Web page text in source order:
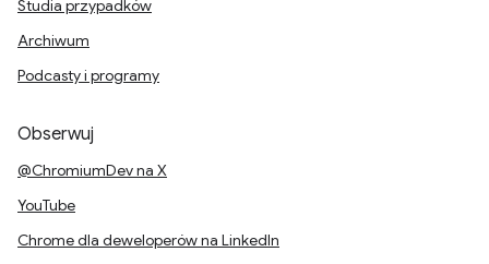
Studia przypadków
Archiwum
Podcasty i programy
Obserwuj
@ChromiumDev na X
YouTube
Chrome dla deweloperów na LinkedIn